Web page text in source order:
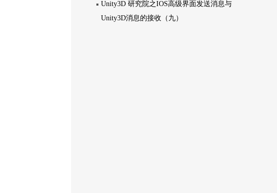
Unity3D 研究院之IOS高级界面发送消息与
Unity3D消息的接收（九）